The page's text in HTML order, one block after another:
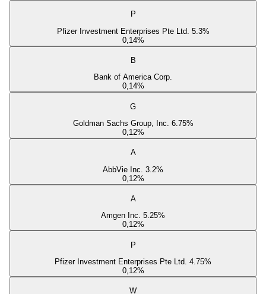
P
Pfizer Investment Enterprises Pte Ltd. 5.3%
0,14%
B
Bank of America Corp.
0,14%
G
Goldman Sachs Group, Inc. 6.75%
0,12%
A
AbbVie Inc. 3.2%
0,12%
A
Amgen Inc. 5.25%
0,12%
P
Pfizer Investment Enterprises Pte Ltd. 4.75%
0,12%
W